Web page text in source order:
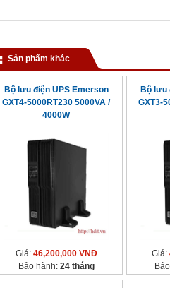
Sản phẩm khác
Bộ lưu điện UPS Emerson
GXT4-5000RT230 5000VA /
4000W
Giá: 46,200,000 VNĐ
Bảo hành: 24 tháng
Bộ lưu
GXT3-
Giá: